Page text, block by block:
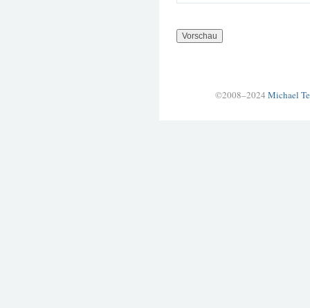
©2008–2024 Michael